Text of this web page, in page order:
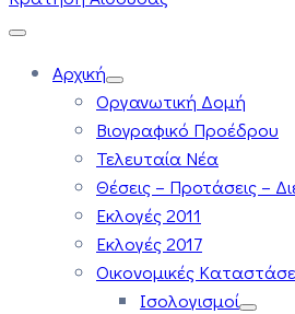
Αρχική
Οργανωτική Δομή
Βιογραφικό Προέδρου
Τελευταία Νέα
Θέσεις – Προτάσεις –
Εκλογές 2011
Εκλογές 2017
Οικονομικές
Ισολογισμοί